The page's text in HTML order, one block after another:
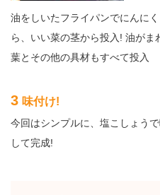
油をしいたフライパンでにんに
ら、いい菜の茎から投入! 油がま
葉とその他の具材もすべて投入
3 味付け!
今回はシンプルに、塩こしょう
して完成!